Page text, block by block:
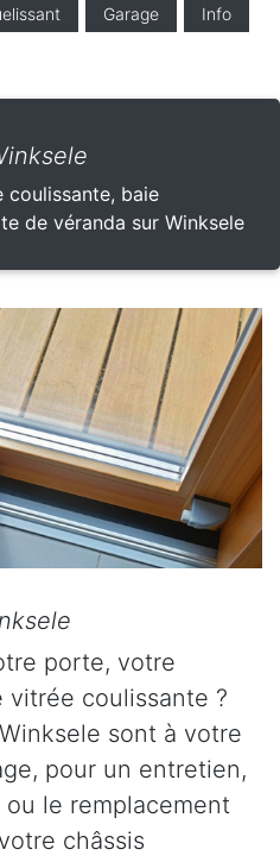
Garage Info
coulissante, baie
de véranda sur Winksele
porte, votre
coulissante ?
sont à votre
pour un entretien,
le remplacement
châssis